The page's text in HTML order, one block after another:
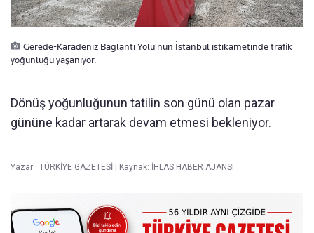
Gerede-Karadeniz Bağlantı Yolu'nun İstanbul istikametinde trafik
yoğunluğu yaşanıyor.
Dönüş yoğunluğunun tatilin son günü olan pazar
gününe kadar artarak devam etmesi bekleniyor.
Yazar : TÜRKİYE GAZETESİ Kaynak: İHLAS HABER AJANSI